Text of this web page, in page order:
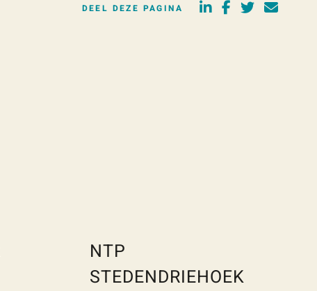
DEEL DEZE PAGINA
NTP
STEDENDRIEHOEK